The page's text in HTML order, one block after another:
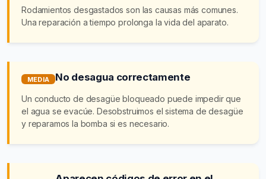
Rodamientos desgastados son las causas más comunes.
Una reparación a tiempo prolonga la vida del aparato.
MEDIA No desagua correctamente
Un conducto de desagüe bloqueado puede impedir que
el agua se evacúe. Desobstruimos el sistema de desagüe
y reparamos la bomba si es necesario.